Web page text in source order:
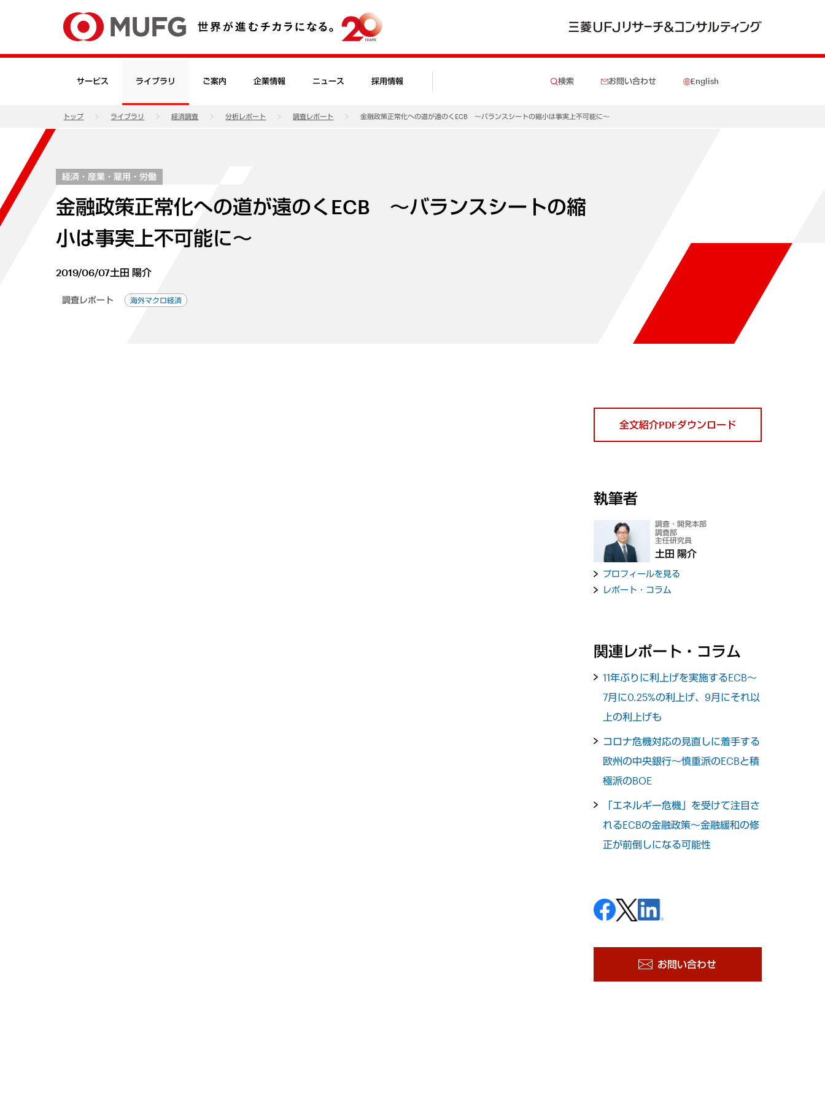
サービス ライブラリ ご案内 企業情報 ニュース 採用情報 検索 お問い合わせ English
トップ ライブラリ 経済調査 分析レポート 調査レポート 金融政策正常化への道が遠のくECB ～バランスシートの縮小は事実上不可能に～
経済・産業・雇用・労働
金融政策正常化への道が遠のくECB ～バランスシートの縮
小は事実上不可能に～
2019/06/07土田 陽介
調査レポート 海外マクロ経済
全文紹介PDFダウンロード
執筆者
調査・開発本部
調査部
主任研究員
土田 陽介
プロフィールを見る
レポート・コラム
関連レポート・コラム
11年ぶりに利上げを実施するECB～
7月に0.25%の利上げ、9月にそれ以
上の利上げも
コロナ危機対応の見直しに着手する
欧州の中央銀行～慎重派のECBと積
極派のBOE
「エネルギー危機」を受けて注目さ
れるECBの金融政策～金融緩和の修
正が前倒しになる可能性
お問い合わせ